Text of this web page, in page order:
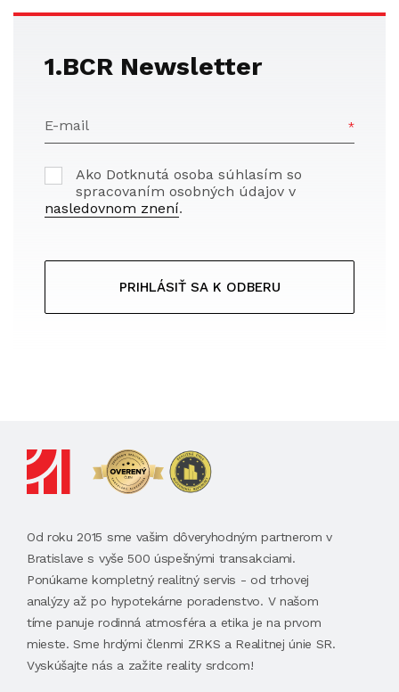
1.BCR Newsletter
E-mail
Ako Dotknutá osoba súhlasím so
spracovaním osobných údajov v
nasledovnom znení.
PRIHLÁSIŤ SA K ODBERU
Od roku 2015 sme vašim dôveryhodným partnerom v
Bratislave s vyše 500 úspešnými transakciami.
Ponúkame kompletný realitný servis - od trhovej
analýzy až po hypotekárne poradenstvo. V našom
tíme panuje rodinná atmosféra a etika je na prvom
mieste. Sme hrdými členmi ZRKS a Realitnej únie SR.
Vyskúšajte nás a zažite reality srdcom!